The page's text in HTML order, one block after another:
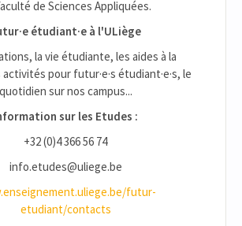
de Sciences Appliquées.
étudiant·e à l'ULiège
la vie étudiante, les aides à la
pour futur·e·s étudiant·e·s, le
quotidien sur nos campus...
sur les Etudes :
+32 (0)4 366 56 74
info.etudes@uliege.be
futur-
etudiant/contacts